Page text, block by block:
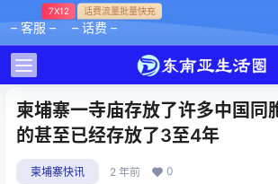
– 客服 –
7X12
– 话费 –
话费流量批量快充
柬埔寨一寺庙存放了许多中国同
的甚至已经存放了3至4年
柬埔寨快讯 2 年前 0